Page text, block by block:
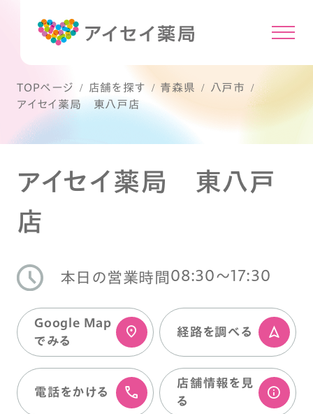
TOPページ 店舗を探す 青森県
八戸市
アイセイ薬局 東八戸店
アイセイ薬局 東八戸
店
本日の営業時間 08:30〜17:30
Google Map
でみる
経路を調べる
電話をかける
店舗情報を⾒
る